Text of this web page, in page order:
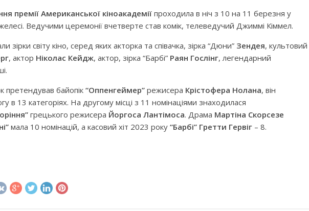
премії Американської кіноакадемії проходила в ніч з 10 на 11 березня у
Ведучими церемонії вчетверте став комік, телеведучий Джиммі Кіммел.
зірки світу кіно, серед яких акторка та співачка, зірка “Дюни” Зендея, культовий
, актор Ніколас Кейдж, актор, зірка “Барбі” Раян Гослінг, легендарний
претендував байопік“Оппенгеймер” режисера Крістофера Нолана, він
в 13 категоріях. На другому місці з 11 номінаціями знаходилася
грецького режисера Йоргоса Лантімоса. Драма Мартіна Скорсезе
мала 10 номінацій, а касовий хіт 2023 року “Барбі” Гретти Гервіг – 8.